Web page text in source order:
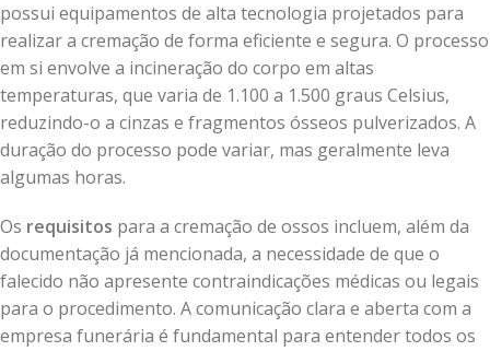
possui equipamentos de alta tecnologia projetados para
realizar a cremação de forma eficiente e segura. O processo
em si envolve a incineração do corpo em altas
temperaturas, que varia de 1.100 a 1.500 graus Celsius,
reduzindo-o a cinzas e fragmentos ósseos pulverizados. A
duração do processo pode variar, mas geralmente leva
algumas horas.
Os requisitos para a cremação de ossos incluem, além da
documentação já mencionada, a necessidade de que o
falecido não apresente contraindicações médicas ou legais
para o procedimento. A comunicação clara e aberta com a
empresa funerária é fundamental para entender todos os